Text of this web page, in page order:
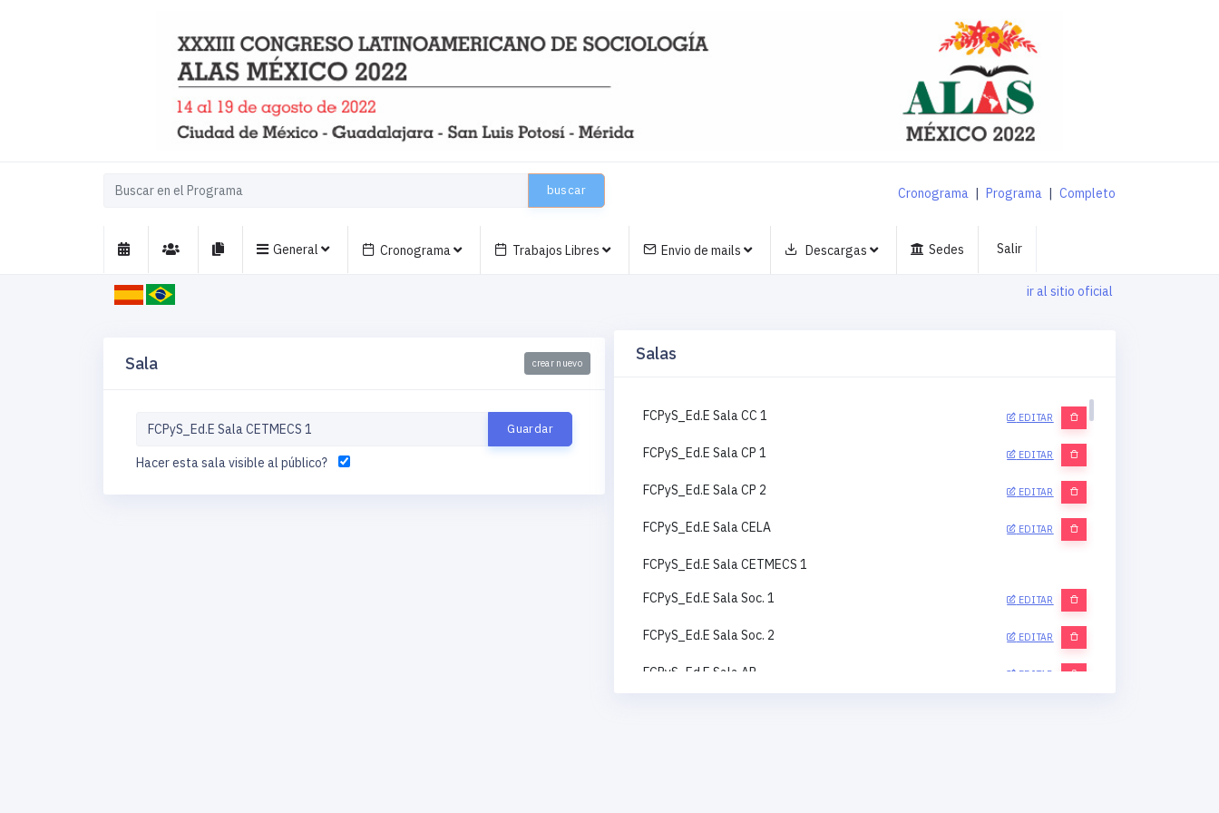
buscar Cronograma | Programa | Completo
General Cronograma Trabajos Libres Envio de mails Descargas Sedes Salir
ir al sitio oficial
Sala crear nuevo
Hacer esta sala visible al público?
Salas
FCPyS_Ed.E Sala CC 1 EDITAR
FCPyS_Ed.E Sala CP 1 EDITAR
FCPyS_Ed.E Sala CP 2 EDITAR
FCPyS_Ed.E Sala CELA EDITAR
FCPyS_Ed.E Sala CETMECS 1
FCPyS_Ed.E Sala Soc. 1 EDITAR
FCPyS_Ed.E Sala Soc. 2 EDITAR
FCPyS_Ed.E Sala AP EDITAR